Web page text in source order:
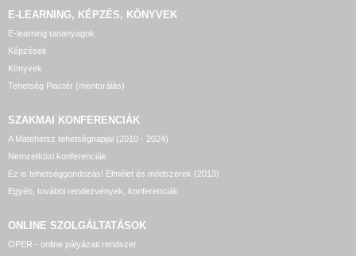
E-LEARNING, KÉPZÉS, KÖNYVEK
E-learning tananyagok
Képzések
Könyvek
Tehetség Piactér (mentorálás)
SZAKMAI KONFERENCIÁK
A Matehetsz tehetségnapjai (2010 - 2024)
Nemzetközi konferenciák
Ez is tehetséggondozás! Elmélet és módszerek (2013)
Egyéb, további rendezvények, konferenciák
ONLINE SZOLGÁLTATÁSOK
OPER - online pályázati rendszer